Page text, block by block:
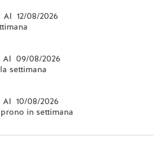
12/08/2026
Al 09/08/2026
settimana
Al 10/08/2026
in settimana